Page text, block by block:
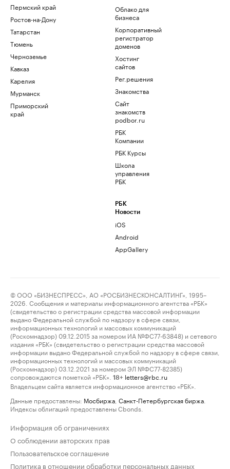
Пермский край
Ростов-на-Дону
Татарстан
Тюмень
Черноземье
Кавказ
Карелия
Мурманск
Приморский
край
Облако для
бизнеса
Корпоративный
регистратор
доменов
Хостинг
сайтов
Рег.решения
Знакомства
Сайт
знакомств
podbor.ru
РБК
Компании
РБК Курсы
Школа
управления
РБК
РБК
Новости
iOS
Android
AppGallery
© ООО «БИЗНЕСПРЕСС», АО «РОСБИЗНЕСКОНСАЛТИНГ», 1995–
2026. Сообщения и материалы информационного агентства «РБК»
(свидетельство о регистрации средства массовой информации
выдано Федеральной службой по надзору в сфере связи,
информационных технологий и массовых коммуникаций
(Роскомнадзор) 09.12.2015 за номером ИА №ФС77-63848) и сетевого
издания «РБК» (свидетельство о регистрации средства массовой
информации выдано Федеральной службой по надзору в сфере связи,
информационных технологий и массовых коммуникаций
(Роскомнадзор) 03.12.2021 за номером ЭЛ №ФС77-82385)
сопровождаются пометкой «РБК».
18+ letters@rbc.ru
Владельцем сайта является информационное агентство «РБК».
Данные предоставлены: Мосбиржа Санкт-Петербургская биржа
Индексы облигаций предоставлены Cbonds.
Информация об ограничениях
О соблюдении авторских прав
Пользовательское соглашение
Политика в отношении обработки персональных данных